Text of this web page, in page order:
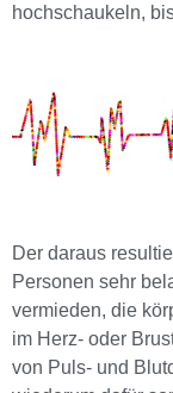
hochschaukeln,
Der daraus
Personen sehr
vermieden, die
im Herz- oder
von Puls- und